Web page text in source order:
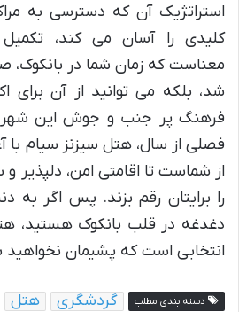
استراتژیک آن که دسترسی به
کلیدی را آسان می کند،
معناست که زمان شما در
شد، بلکه می توانید از آن برای
فرهنگ پر جنب و جوش این شهر
فصلی از سال، هتل سیزنز سیام با
از شماست تا اقامتی امن، دلپذیر
را برایتان رقم بزند. پس اگر به
دغدغه در قلب بانکوک هستید،
انتخابی است که پشیمان
دسته بندی مطلب گردشگری هتل